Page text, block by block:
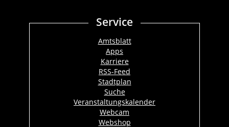
Service
Amtsblatt
Apps
Karriere
RSS-Feed
Stadtplan
Suche
Veranstaltungskalender
Webcam
Webshop